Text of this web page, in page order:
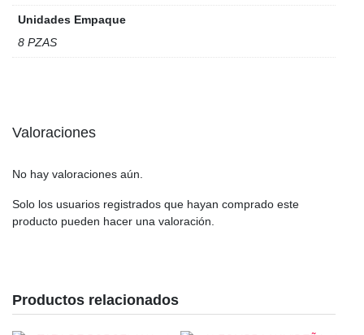
Unidades Empaque
8 PZAS
Valoraciones
No hay valoraciones aún.
Solo los usuarios registrados que hayan comprado este
producto pueden hacer una valoración.
Productos relacionados